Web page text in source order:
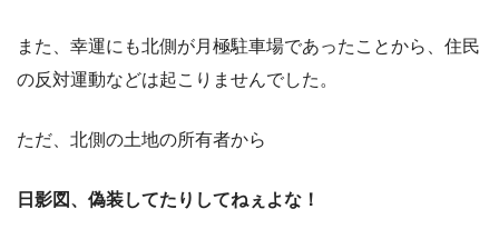
また、幸運にも北側が月極駐車場であったことから、住民
の反対運動などは起こりませんでした。
ただ、北側の土地の所有者から
日影図、偽装してたりしてねぇよな！